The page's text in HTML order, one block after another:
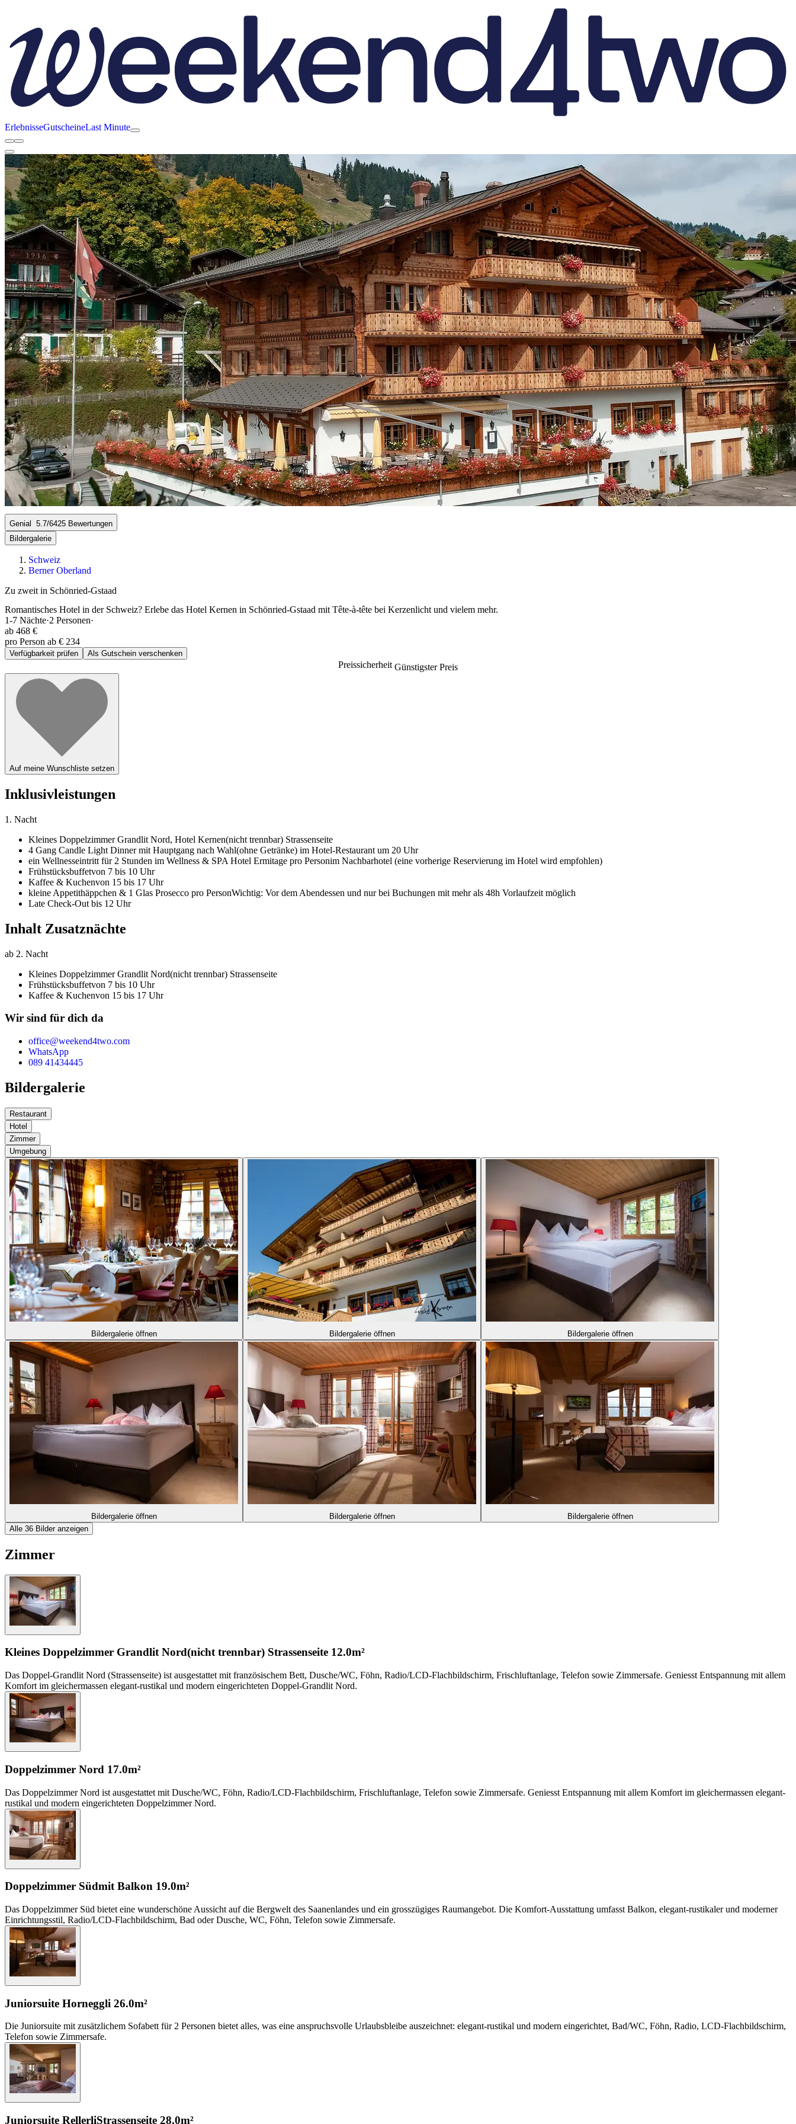
ErlebnisseGutscheineLast Minute
Genial 5.7/6425 Bewertungen
Bildergalerie
Schweiz
Berner Oberland
Zu zweit in Schönried-Gstaad
Romantisches Hotel in der Schweiz? Erlebe das Hotel Kernen in Schönried-Gstaad mit Tête-à-tête bei Kerzenlicht und vielem mehr.
1-7 Nächte·2 Personen·
ab 468 €
pro Person ab € 234
Verfügbarkeit prüfen Als Gutschein verschenken
Preissicherheit Günstigster Preis
Auf meine Wunschliste setzen
Inklusivleistungen
1. Nacht
Kleines Doppelzimmer Grandlit Nord, Hotel Kernen(nicht trennbar) Strassenseite
4 Gang Candle Light Dinner mit Hauptgang nach Wahl(ohne Getränke) im Hotel-Restaurant um 20 Uhr
ein Wellnesseintritt für 2 Stunden im Wellness & SPA Hotel Ermitage pro Personim Nachbarhotel (eine vorherige Reservierung im Hotel wird empfohlen)
Frühstücksbuffetvon 7 bis 10 Uhr
Kaffee & Kuchenvon 15 bis 17 Uhr
kleine Appetithäppchen & 1 Glas Prosecco pro PersonWichtig: Vor dem Abendessen und nur bei Buchungen mit mehr als 48h Vorlaufzeit möglich
Late Check-Out bis 12 Uhr
Inhalt Zusatznächte
ab 2. Nacht
Kleines Doppelzimmer Grandlit Nord(nicht trennbar) Strassenseite
Frühstücksbuffetvon 7 bis 10 Uhr
Kaffee & Kuchenvon 15 bis 17 Uhr
Wir sind für dich da
office@weekend4two.com
WhatsApp
089 41434445
Bildergalerie
Restaurant
Hotel
Zimmer
Umgebung
Bildergalerie öffnen Bildergalerie öffnen Bildergalerie öffnen
Bildergalerie öffnen Bildergalerie öffnen
Bildergalerie öffnen
Alle 36 Bilder anzeigen
Zimmer
Kleines Doppelzimmer Grandlit Nord(nicht trennbar) Strassenseite 12.0m²
Das Doppel-Grandlit Nord (Strassenseite) ist ausgestattet mit französischem Bett, Dusche/WC, Föhn, Radio/LCD-Flachbildschirm, Frischluftanlage, Telefon sowie Zimmersafe. Geniesst Entspannung mit allem
Komfort im gleichermassen elegant-rustikal und modern eingerichteten Doppel-Grandlit Nord.
Doppelzimmer Nord 17.0m²
Das Doppelzimmer Nord ist ausgestattet mit Dusche/WC, Föhn, Radio/LCD-Flachbildschirm, Frischluftanlage, Telefon sowie Zimmersafe. Geniesst Entspannung mit allem Komfort im gleichermassen elegant-
rustikal und modern eingerichteten Doppelzimmer Nord.
Doppelzimmer Südmit Balkon 19.0m²
Das Doppelzimmer Süd bietet eine wunderschöne Aussicht auf die Bergwelt des Saanenlandes und ein grosszügiges Raumangebot. Die Komfort-Ausstattung umfasst Balkon, elegant-rustikaler und moderner
Einrichtungsstil, Radio/LCD-Flachbildschirm, Bad oder Dusche, WC, Föhn, Telefon sowie Zimmersafe.
Juniorsuite Horneggli 26.0m²
Die Juniorsuite mit zusätzlichem Sofabett für 2 Personen bietet alles, was eine anspruchsvolle Urlaubsbleibe auszeichnet: elegant-rustikal und modern eingerichtet, Bad/WC, Föhn, Radio, LCD-Flachbildschirm,
Telefon sowie Zimmersafe.
Juniorsuite RellerliStrassenseite 28.0m²